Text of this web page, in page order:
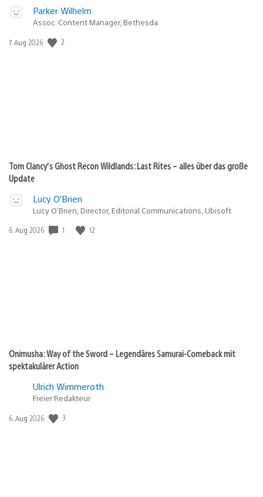
Parker Wilhelm
Assoc. Content Manager, Bethesda
Veröffentlichungsdatum:
7. Aug 2026 2
Tom Clancy’s Ghost Recon Wildlands: Last Rites – alles über das große
Update
Lucy O’Brien
Lucy O’Brien, Director, Editorial Communications, Ubisoft
Veröffentlichungsdatum:
6. Aug 2026 1 12
Onimusha: Way of the Sword – Legendäres Samurai-Comeback mit
spektakulärer Action
Ulrich Wimmeroth
Freier Redakteur
Veröffentlichungsdatum:
6. Aug 2026 3